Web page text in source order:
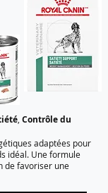
Contrôle du
adaptées pour
idéal. Une formule
de favoriser une